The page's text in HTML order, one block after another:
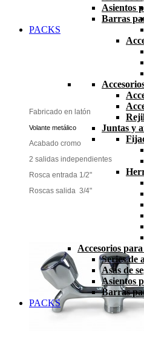
Juntas y
Accesorios
Series de
Asas de
Asientos
Barras
PACKS
Asientos
Barras
PACKS
Fabricado en latón
Volante metálico
Acabado cromo
2 salidas independientes
Rosca entrada 1/2"
Roscas salida 3/4"